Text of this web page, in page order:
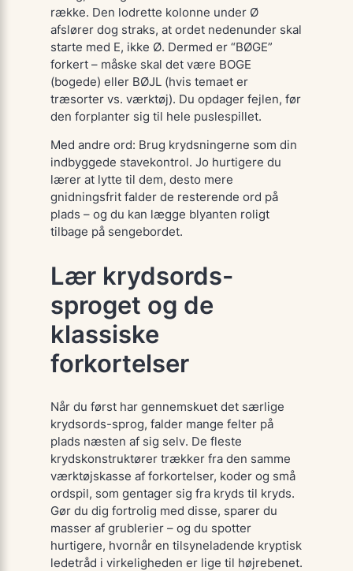
række. Den lodrette kolonne under Ø
afslører dog straks, at ordet nedenunder skal
starte med E, ikke Ø. Dermed er “BØGE”
forkert – måske skal det være BOGE
(bogede) eller BØJL(hvis temaet er
træsorter vs. værktøj). Du opdager fejlen, før
den forplanter sig til hele puslespillet.
Med andre ord: Brug krydsningerne som din
indbyggede stavekontrol. Jo hurtigere du
lærer at lytte til dem, desto mere
gnidningsfrit falder de resterende ord på
plads – og du kan lægge blyanten roligt
tilbage på sengebordet.
Lær krydsords-
sproget og de
klassiske
forkortelser
Når du først har gennemskuet det særlige
krydsords-sprog, falder mange felter på
plads næsten af sig selv. De fleste
krydskonstruktører trækker fra den samme
værktøjskasse af forkortelser, koder og små
ordspil, som gentager sig fra kryds til kryds.
Gør du dig fortrolig med disse, sparer du
masser af grublerier – og du spotter
hurtigere, hvornår en tilsyneladende kryptisk
ledetråd i virkeligheden er lige til højrebenet.